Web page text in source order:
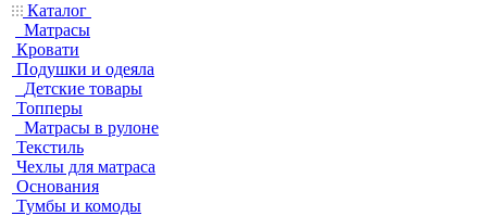
Каталог
Матрасы
Кровати
Подушки и одеяла
Детские товары
Топперы
Матрасы в рулоне
Текстиль
Чехлы для матраса
Основания
Тумбы и комоды